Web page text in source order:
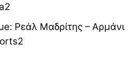
Ρεάλ Μαδρίτης – Αρμάνι